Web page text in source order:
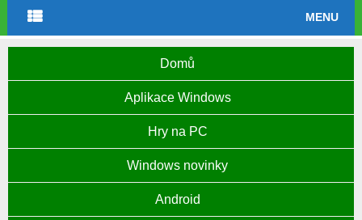
MENU
Domů
Aplikace Windows
Hry na PC
Windows novinky
Android